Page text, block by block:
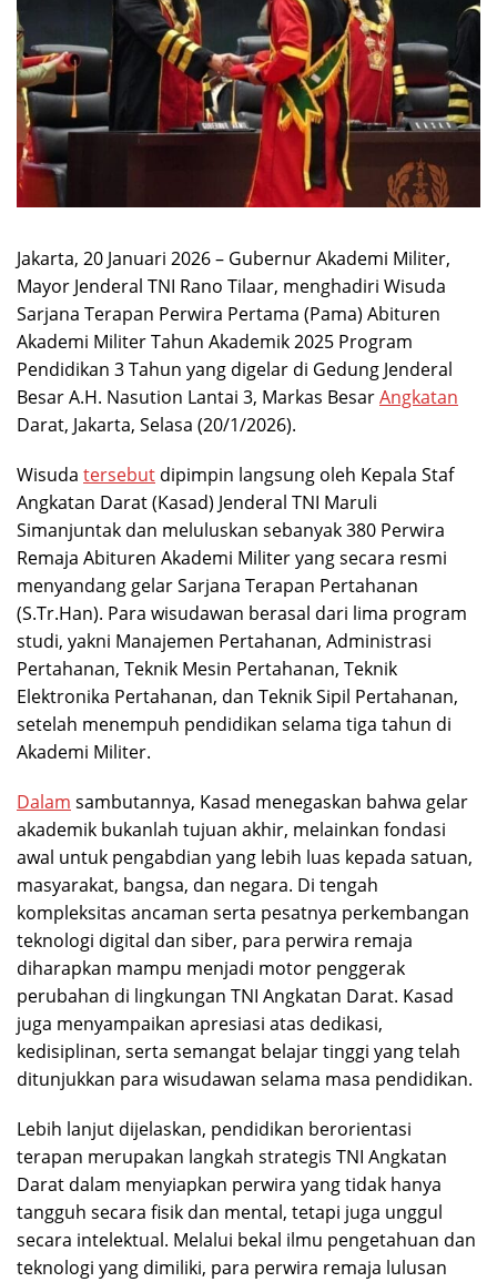
Jakarta, 20 Januari 2026 – Gubernur Akademi Militer,
Mayor Jenderal TNI Rano Tilaar, menghadiri Wisuda
Sarjana Terapan Perwira Pertama (Pama) Abituren
Akademi Militer Tahun Akademik 2025 Program
Pendidikan 3 Tahun yang digelar di Gedung Jenderal
Besar A.H. Nasution Lantai 3, Markas BesarAngkatan
Darat, Jakarta, Selasa (20/1/2026).
Wisuda tersebut dipimpin langsung oleh Kepala Staf
Angkatan Darat (Kasad) Jenderal TNI Maruli
Simanjuntak dan meluluskan sebanyak 380 Perwira
Remaja Abituren Akademi Militer yang secara resmi
menyandang gelar Sarjana Terapan Pertahanan
(S.Tr.Han). Para wisudawan berasal dari lima program
studi, yakni Manajemen Pertahanan, Administrasi
Pertahanan, Teknik Mesin Pertahanan, Teknik
Elektronika Pertahanan, dan Teknik Sipil Pertahanan,
setelah menempuh pendidikan selama tiga tahun di
Akademi Militer.
Dalam sambutannya, Kasad menegaskan bahwa gelar
akademik bukanlah tujuan akhir, melainkan fondasi
awal untuk pengabdian yang lebih luas kepada satuan,
masyarakat, bangsa, dan negara. Di tengah
kompleksitas ancaman serta pesatnya perkembangan
teknologi digital dan siber, para perwira remaja
diharapkan mampu menjadi motor penggerak
perubahan di lingkungan TNI Angkatan Darat. Kasad
juga menyampaikan apresiasi atas dedikasi,
kedisiplinan, serta semangat belajar tinggi yang telah
ditunjukkan para wisudawan selama masa pendidikan.
Lebih lanjut dijelaskan, pendidikan berorientasi
terapan merupakan langkah strategis TNI Angkatan
Darat dalam menyiapkan perwira yang tidak hanya
tangguh secara fisik dan mental, tetapi juga unggul
secara intelektual. Melalui bekal ilmu pengetahuan dan
teknologi yang dimiliki, para perwira remaja lulusan